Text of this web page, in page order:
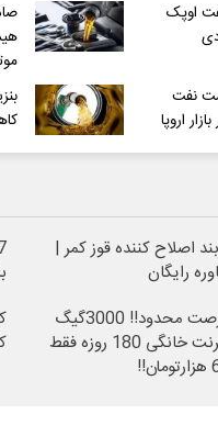
اوپک
قیمت نفت
اروپا
اصلاح کننده قوز کمر |
رایگان
⏳فرصت محدود!! 3000گیگ
اینترنت خانگی 180 روزه فقط